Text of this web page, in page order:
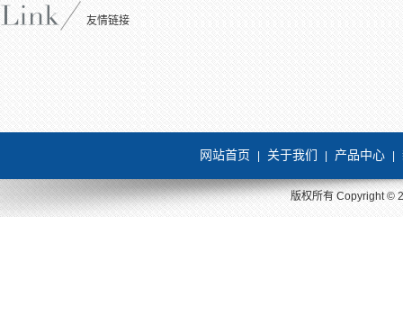
友情链接
网站首页 关于我们 产品中心
版权所有 Copyright ©